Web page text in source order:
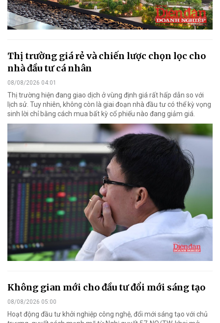
Thị trường giá rẻ và chiến lược chọn lọc cho
nhà đầu tư cá nhân
08/08/2026 04:01
Thị trường hiện đang giao dịch ở vùng định giá rất hấp dẫn so với
lịch sử. Tuy nhiên, không còn là giai đoạn nhà đầu tư có thể kỳ vọng
sinh lời chỉ bằng cách mua bất kỳ cổ phiếu nào đang giảm giá.
Không gian mới cho đầu tư đổi mới sáng tạo
08/08/2026 05:00
Hoạt động đầu tư khởi nghiệp công nghệ, đổi mới sáng tạo với chủ